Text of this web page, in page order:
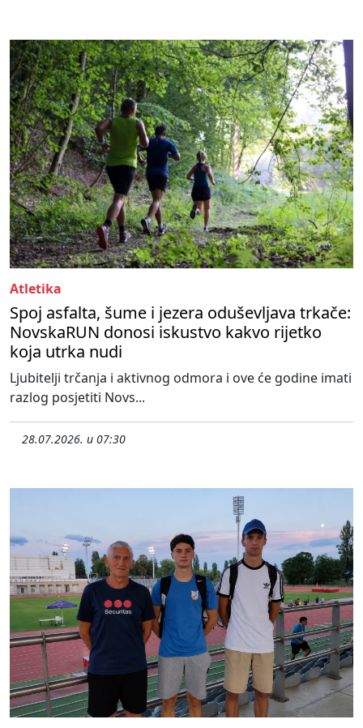
Atletika
Spoj asfalta, šume i jezera oduševljava trkače:
NovskaRUN donosi iskustvo kakvo rijetko
koja utrka nudi
Ljubitelji trčanja i aktivnog odmora i ove će godine imati
razlog posjetiti Novs...
28.07.2026. u 07:30